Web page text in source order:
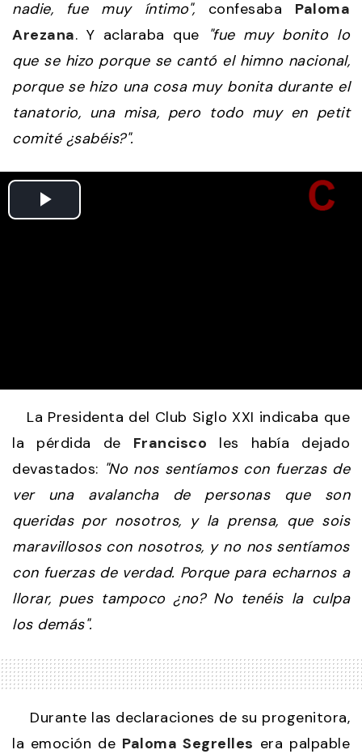
nadie, fue muy íntimo", confesaba Paloma
Arezana. Y aclaraba que
"fue muy bonito lo
que se hizo porque se cantó el himno nacional,
porque se hizo una cosa muy bonita durante el
tanatorio, una misa, pero todo muy en petit
comité ¿sabéis?".
La Presidenta del Club Siglo XXI indicaba que
la pérdida de Francisco les había dejado
devastados: "No nos sentíamos con fuerzas de
ver una avalancha de personas que son
queridas por nosotros, y la prensa, que sois
maravillosos con nosotros, y no nos sentíamos
con fuerzas de verdad. Porque para echarnos a
llorar, pues tampoco ¿no? No tenéis la culpa
los demás".
Durante las declaraciones de su progenitora,
la emoción de Paloma Segrelles era palpable